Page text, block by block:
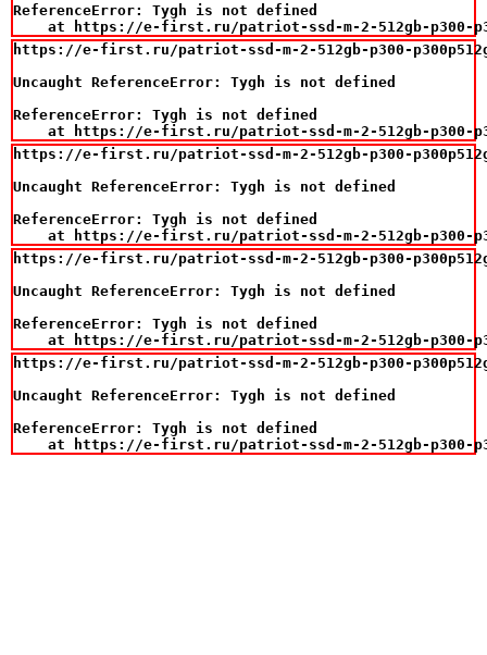
ReferenceError: Tygh is not defined
at https://e-first.ru/patriot-ssd-m-2-512gb-p300-
https://e-first.ru/patriot-ssd-m-2-512gb-p300-
Uncaught ReferenceError: Tygh is not defined
ReferenceError: Tygh is not defined
at https://e-first.ru/patriot-ssd-m-2-512gb-p300-
https://e-first.ru/patriot-ssd-m-2-512gb-p300-
Uncaught ReferenceError: Tygh is not defined
ReferenceError: Tygh is not defined
at https://e-first.ru/patriot-ssd-m-2-512gb-p300-
https://e-first.ru/patriot-ssd-m-2-512gb-p300-
Uncaught ReferenceError: Tygh is not defined
ReferenceError: Tygh is not defined
at https://e-first.ru/patriot-ssd-m-2-512gb-p300-
https://e-first.ru/patriot-ssd-m-2-512gb-p300-
Uncaught ReferenceError: Tygh is not defined
ReferenceError: Tygh is not defined
at https://e-first.ru/patriot-ssd-m-2-512gb-p300-